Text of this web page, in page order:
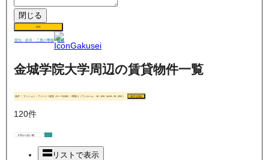
閉じる
保存
愛知・岐阜・三重の学生 賃貸
金城学院大学周辺の賃貸物件一覧
条件 マンション・アパート / 家賃（0 〜 70,000） / 間取り（ワンルーム・1K, 1DK, 1LDK, 2K, 2DK） 条件を指定
120件
リストで表示